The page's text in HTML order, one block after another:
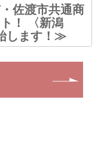
佐渡市共通商
！ 〈新潟
します！≫